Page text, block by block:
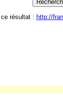
résultat : http://